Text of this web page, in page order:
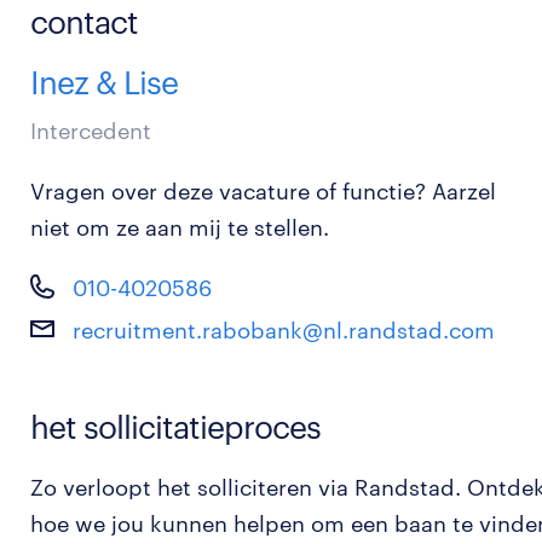
contact
Inez & Lise
Intercedent
Vragen over deze vacature of functie? Aarzel
niet om ze aan mij te stellen.
010-4020586
recruitment.rabobank@nl.randstad.com
het sollicitatieproces
Zo verloopt het solliciteren via Randstad.
hoe we jou kunnen helpen om een baan te